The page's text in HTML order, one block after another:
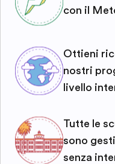
con il
Ottieni
nostri
livello
Tutte le
sono
senza